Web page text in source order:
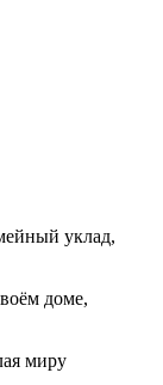
уклад,
доме,
миру